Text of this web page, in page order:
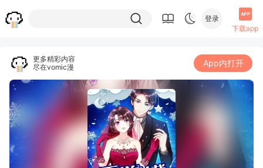
登录
下载app
更多精彩内容
尽在vomic漫
App内打开